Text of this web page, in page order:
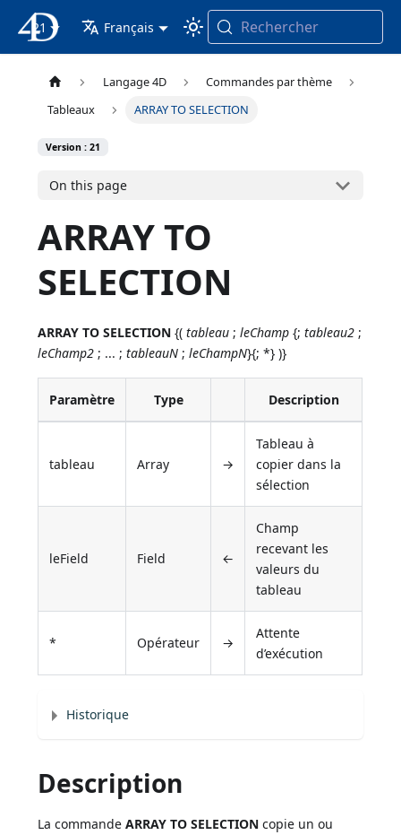
4D Documentation
21 Français Rechercher
Langage 4D
Commandes par thème
Tableaux
ARRAY TO SELECTION
Version : 21
On this page
ARRAY TO
SELECTION
ARRAY TO SELECTION {(tableau ;leChamp {;tableau2 ;
leChamp2 ; ... ;tableauN ;leChampN}{; *} )}
Paramètre Type Description
tableau Array →
Tableau à
copier dans la
sélection
leField Field ←
Champ
recevant les
valeurs du
tableau
* Opérateur →
Attente
d’exécution
Historique
Description
La commandeARRAY TO SELECTION copie un ou